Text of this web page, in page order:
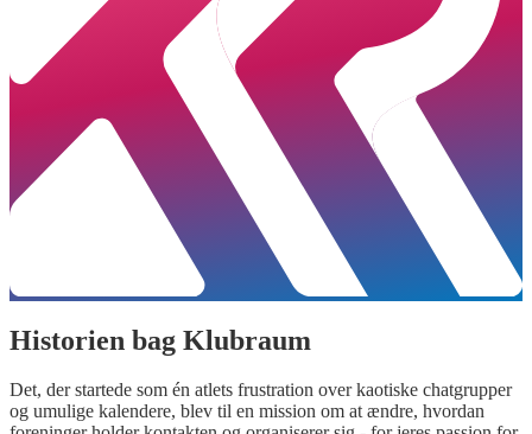
Historien bag Klubraum
Det, der startede som én atlets frustration over kaotiske chatgrupper
og umulige kalendere, blev til en mission om at ændre, hvordan